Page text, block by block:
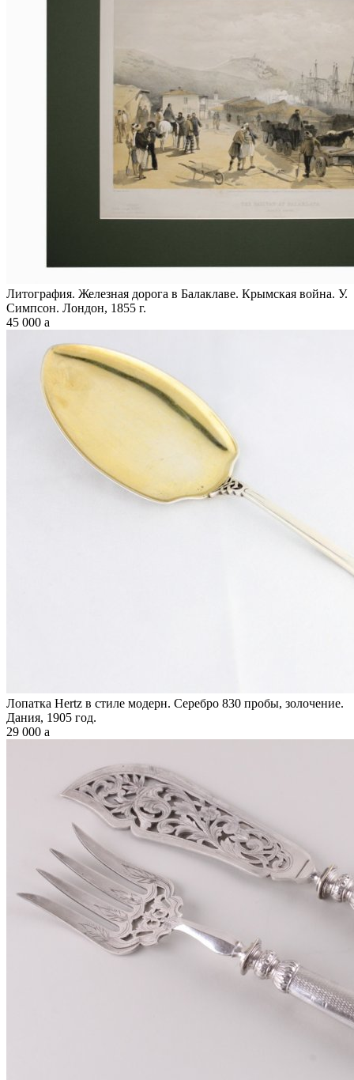
Литография. Железная дорога в Балаклаве. Крымская война. У.
Симпсон. Лондон, 1855 г.
45 000 a
Лопатка Hertz в стиле модерн. Серебро 830 пробы, золочение.
Дания, 1905 год.
29 000 a